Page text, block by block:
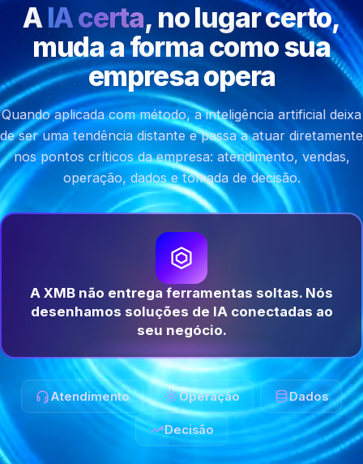
AIA certa, no lugar certo,
muda a forma como sua
empresa opera
Quando aplicada com método, a inteligência artificial deixa
de ser uma tendência distante e passa a atuar diretamente
nos pontos críticos da empresa: atendimento, vendas,
operação, dados e tomada de decisão.
A XMB não entrega ferramentas soltas. Nós
desenhamos soluções de IA conectadas ao
seu negócio.
Atendimento Operação Dados
Decisão